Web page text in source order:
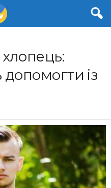
допомогти із